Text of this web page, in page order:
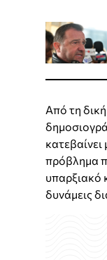
Από τη
κατεβαίνει
πρόβλημα
υπαρξιακό
δυνάμεις